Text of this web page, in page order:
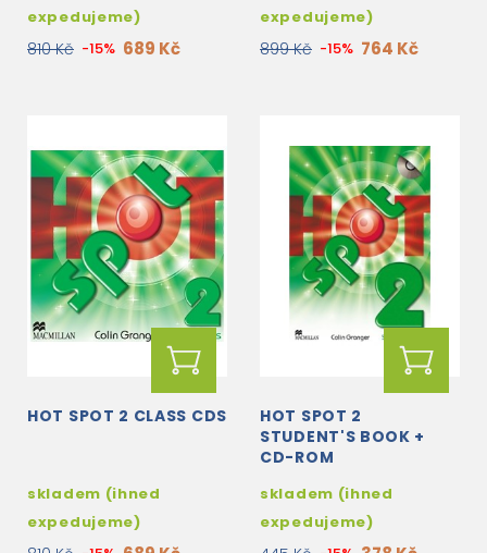
expedujeme)
810 Kč -15% 689 Kč
expedujeme)
899 Kč -15% 764 Kč
HOT SPOT 2 CLASS CDS
skladem (ihned
expedujeme)
HOT SPOT 2
STUDENT'S BOOK +
CD-ROM
skladem (ihned
expedujeme)